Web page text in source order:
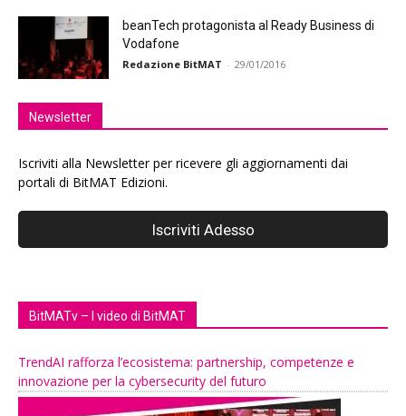
beanTech protagonista al Ready Business di
Vodafone
Redazione BitMAT - 29/01/2016
Newsletter
Iscriviti alla Newsletter per ricevere gli aggiornamenti dai
portali di BitMAT Edizioni.
BitMATv – I video di BitMAT
TrendAI rafforza l’ecosistema: partnership, competenze e
innovazione per la cybersecurity del futuro